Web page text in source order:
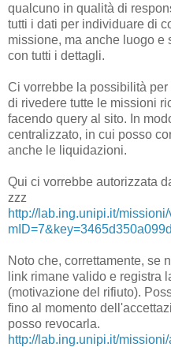
qualcuno in qualità di
tutti i dati per individuare di
missione, ma anche luogo e
con tutti i dettagli.
Ci vorrebbe la possibilità
di rivedere tutte le missioni
facendo query al sito. In
centralizzato, in cui posso
anche le liquidazioni.
Qui ci vorrebbe autorizzata
zzz
http://lab.ing.unipi.it/
Noto che, correttamente, se
link rimane valido e registra
(motivazione del rifiuto).
fino al momento
posso revocarla.
http://lab.ing.unipi.it/